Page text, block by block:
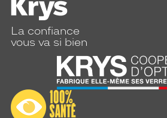
La confiance
vous va si bien